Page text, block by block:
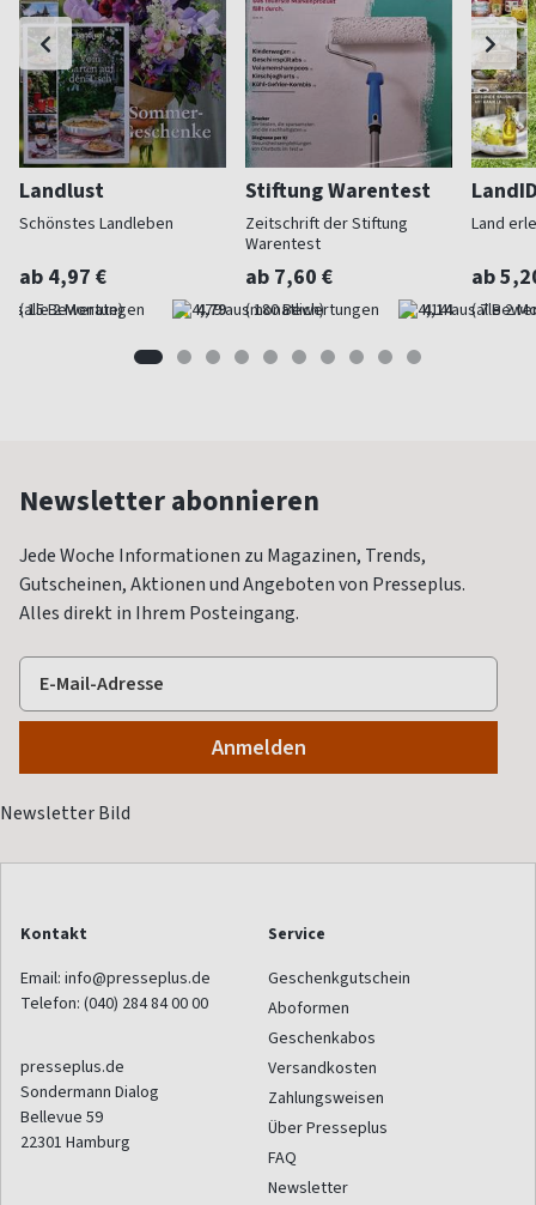
Landlust
Schönstes Landleben
ab 4,97 €
(alle 2 Monate) 4,79
Stiftung Warentest
Zeitschrift der Stiftung
Warentest
ab 7,60 €
(monatlich) 4,14
Land
ab
(alle 2
Newsletter abonnieren
Jede Woche Informationen zu Magazinen, Trends,
Gutscheinen, Aktionen und Angeboten von Presseplus.
Alles direkt in Ihrem Posteingang.
Kontakt
Email: info@presseplus.de
Telefon: (040) 284 84 00 00
presseplus.de
Sondermann Dialog
Bellevue 59
22301 Hamburg
Service
Geschenkgutschein
Aboformen
Geschenkabos
Versandkosten
Zahlungsweisen
Über Presseplus
FAQ
Newsletter